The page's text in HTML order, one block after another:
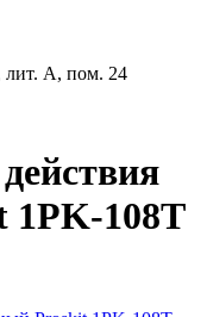
лит. А, пом. 24
1PK-108T